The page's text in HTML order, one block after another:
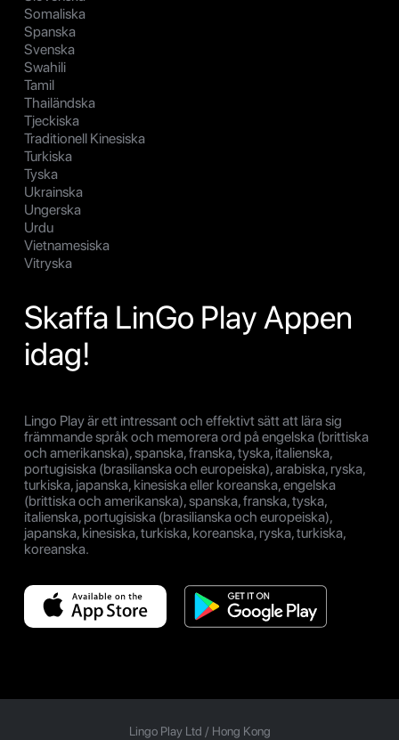
Somaliska
Spanska
Svenska
Swahili
Tamil
Thailändska
Tjeckiska
Traditionell Kinesiska
Turkiska
Tyska
Ukrainska
Ungerska
Urdu
Vietnamesiska
Vitryska
Skaffa LinGo Play Appen
idag!
Lingo Play är ett intressant och effektivt sätt att lära sig
främmande språk och memorera ord på engelska (brittiska
och amerikanska), spanska, franska, tyska, italienska,
portugisiska (brasilianska och europeiska), arabiska, ryska,
turkiska, japanska, kinesiska eller koreanska, engelska
(brittiska och amerikanska), spanska, franska, tyska,
italienska, portugisiska (brasilianska och europeiska),
japanska, kinesiska, turkiska, koreanska, ryska, turkiska,
koreanska.
Lingo Play Ltd / Hong Kong